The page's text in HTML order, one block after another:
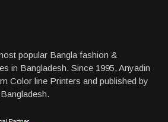
popular Bangla fashion &
in Bangladesh. Since 1995, Anyadin
Color line Printers and published by